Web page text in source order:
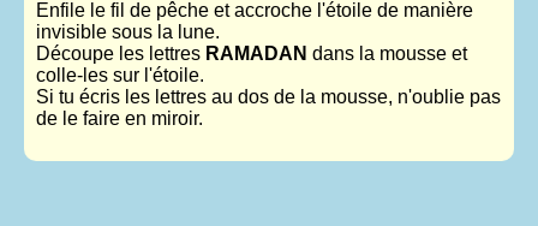
Enfile le fil de pêche et accroche l'étoile de manière
invisible sous la lune.
Découpe les lettres RAMADAN dans la mousse et
colle-les sur l'étoile.
Si tu écris les lettres au dos de la mousse, n'oublie pas
de le faire en miroir.